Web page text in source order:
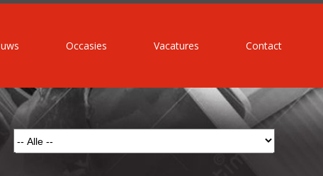
Occasies Vacatures Contact